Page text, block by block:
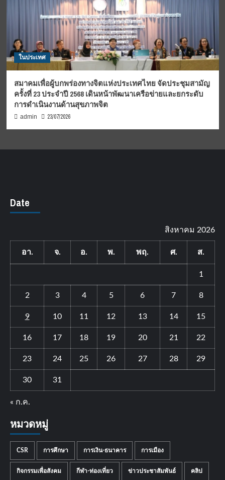
ในประเทศ
สมาคมเพื่อผู้บกพร่องทางจิตแห่งประเทศไทย จัดประชุมสามัญ
ครั้งที่ 23 ประจำปี 2568 เดินหน้าพัฒนาเครือข่ายและยกระดับ
การดำเนินงานด้านสุขภาพจิต
admin 23/07/2026
Date
สิงหาคม 2026
อา. จ. อ. พ. พฤ. ศ. ส.
1
2 3 4 5 6 7 8
9 10 11 12 13 14 15
16 17 18 19 20 21 22
23 24 25 26 27 28 29
30 31
« ก.ค.
หมวดหมู่
CSR การศึกษา การเงิน-ธนาคาร การเมือง
กิจกรรมเพื่อสังคม กีฬา-ท่องเที่ยว ข่าวประชาสัมพันธ์ คลิป